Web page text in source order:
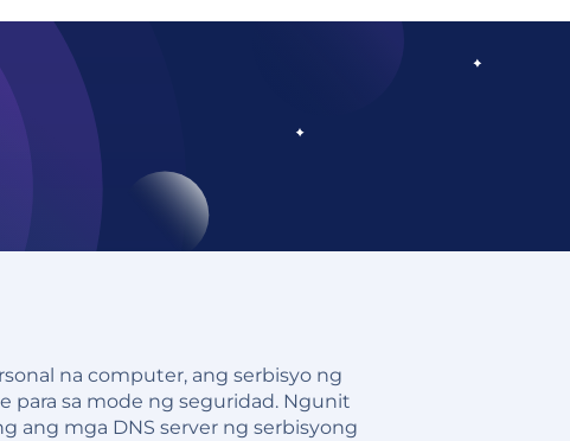
na computer, ang serbisyo ng
para sa mode ng seguridad. Ngunit
ang mga DNS server ng serbisyong